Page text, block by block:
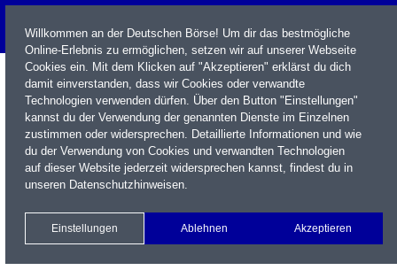
Name / WKN / ISIN / Kürzel
Newsletter Kontakt
Xetra Realtime
Watchlist Portfolio Login
Willkommen an der Deutschen Börse! Um dir das bestmögliche
Online-Erlebnis zu ermöglichen, setzen wir auf unserer Webseite
Cookies ein. Mit dem Klicken auf "Akzeptieren" erklärst du dich
damit einverstanden, dass wir Cookies oder verwandte
Technologien verwenden dürfen. Über den Button "Einstellungen"
kannst du der Verwendung der genannten Dienste im Einzelnen
zustimmen oder widersprechen. Detaillierte Informationen und wie
du der Verwendung von Cookies und verwandten Technologien
auf dieser Website jederzeit widersprechen kannst, findest du in
unseren Datenschutzhinweisen.
Einstellungen Ablehnen Akzeptieren